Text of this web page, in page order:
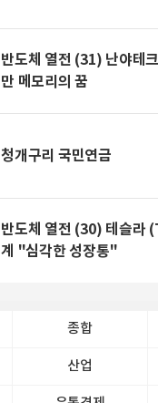
반도체 열전 (31) 난야테
만 메모리의 꿈
청개구리 국민연금
반도체 열전 (30) 테슬라 (Tesla)
계 "심각한 성장통"
종합
산업